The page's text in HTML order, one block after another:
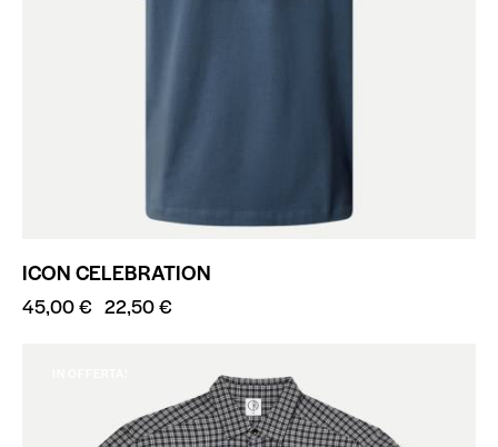
ICON CELEBRATION
45,00€ 22,50€